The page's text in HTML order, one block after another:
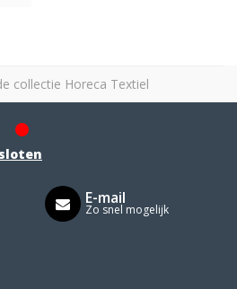
collectie Horeca Textiel
E-mail
Zo snel mogelijk